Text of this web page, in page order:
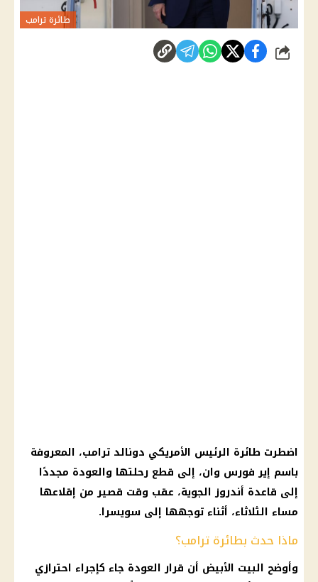
طائرة ترامب
شارك
اضطرت طائرة الرئيس الأمريكي دونالد ترامب، المعروفة
باسم إير فورس وان، إلى قطع رحلتها والعودة مجددًا
إلى قاعدة أندروز الجوية، عقب وقت قصير من إقلاعها
مساء الثلاثاء، أثناء توجهها إلى سويسرا.
ماذا حدث بطائرة ترامب؟
وأوضح البيت الأبيض أن قرار العودة جاء كإجراء احترازي